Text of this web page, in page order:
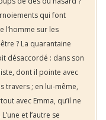
qui font
l’homme sur les
? La quarantaine
désaccordé : dans son
dont il pointe avec
travers ; en lui-même,
avec Emma, qu’il ne
et l’autre se